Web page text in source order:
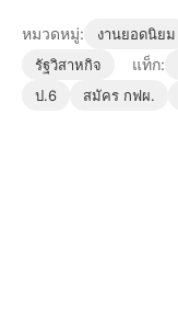
หมวดหมู่: งานยอดนิยม
รัฐวิสาหกิจ
แท็ก:
ป.6
สมัคร กฟผ.